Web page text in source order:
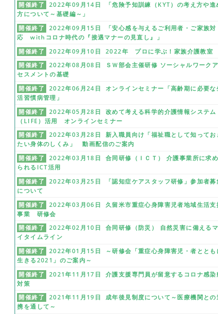
開催終了
2022年09月14日 「危険予知訓練（KYT）の考え方や進
方について～基礎編～」
開催終了
2022年09月15日 「安心感を与えるご利用者・ご家族対
応 withコロナ時代の『接遇マナーの見直し』」
開催終了
2022年09月10日 2022年 プロに学ぶ！家族介護教室
開催終了
2022年08月08日 ＳＷ部会主催研修 ソーシャルワーク
セスメントの基礎
開催終了
2022年06月24日 オンラインセミナー「高齢期に必要な
活習慣病管理」
開催終了
2022年05月28日 改めて考える科学的介護情報システム
（LIFE）活用 オンラインセミナー
開催終了
2022年03月28日 新入職員向け「福祉職として知ってお
たい身体のしくみ」 動画配信のご案内
開催終了
2022年03月18日 合同研修（ＩＣＴ） 介護事業所に求
られるICT活用
開催終了
2022年03月25日 「認知症ケアスタッフ研修」参加者募
について
開催終了
2022年03月06日 久留米市重症心身障害児者地域生活支
事業 研修会
開催終了
2022年02月10日 合同研修（防災） 自然災害に備える
イタイムライン
開催終了
2022年01月15日 ～研修会「重症心身障害児・者ととも
生きる2021」のご案内～
開催終了
2021年11月17日 介護支援専門員が留意するコロナ感染
対策
開催終了
2021年11月19日 成年後見制度について～医療機関との
携を通して～